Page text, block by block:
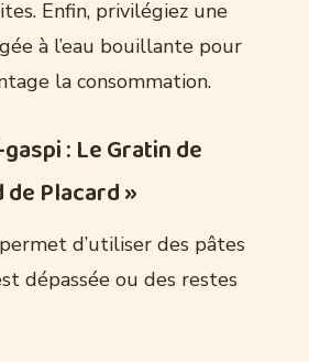
Enfin, privilégiez une
à l’eau bouillante pour
la consommation.
: Le Gratin de
de Placard »
d’utiliser des pâtes
dépassée ou des restes